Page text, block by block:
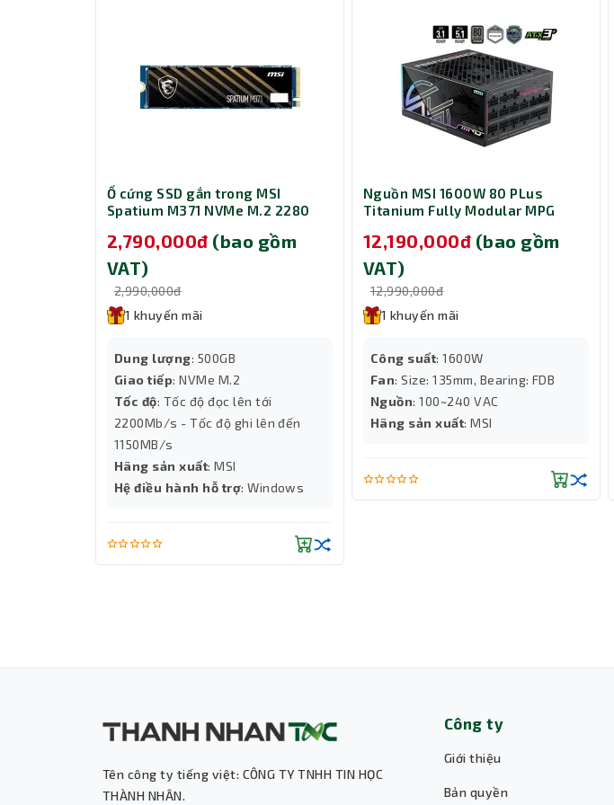
Ổ cứng SSD gắn trong MSI
Spatium M371 NVMe M.2 2280
2,790,000đ (bao gồm
VAT)
2,990,000đ
1 khuyến mãi
Dung lượng: 500GB
Giao tiếp: NVMe M.2
Tốc độ: Tốc độ đọc lên tới
2200Mb/s - Tốc độ ghi lên đến
1150MB/s
Hãng sản xuất: MSI
Hệ điều hành hỗ trợ: Windows
Nguồn MSI 1600W 80 PLus
Titanium Fully Modular MPG
12,190,000đ (bao gồm
VAT)
12,990,000đ
1 khuyến mãi
Công suất: 1600W
Fan: Size: 135mm, Bearing: FDB
Nguồn: 100~240 VAC
Hãng sản xuất: MSI
Tên công ty tiếng việt: CÔNG TY TNHH TIN HỌC
THÀNH NHÂN.
Công ty
Giới thiệu
Bản quyền